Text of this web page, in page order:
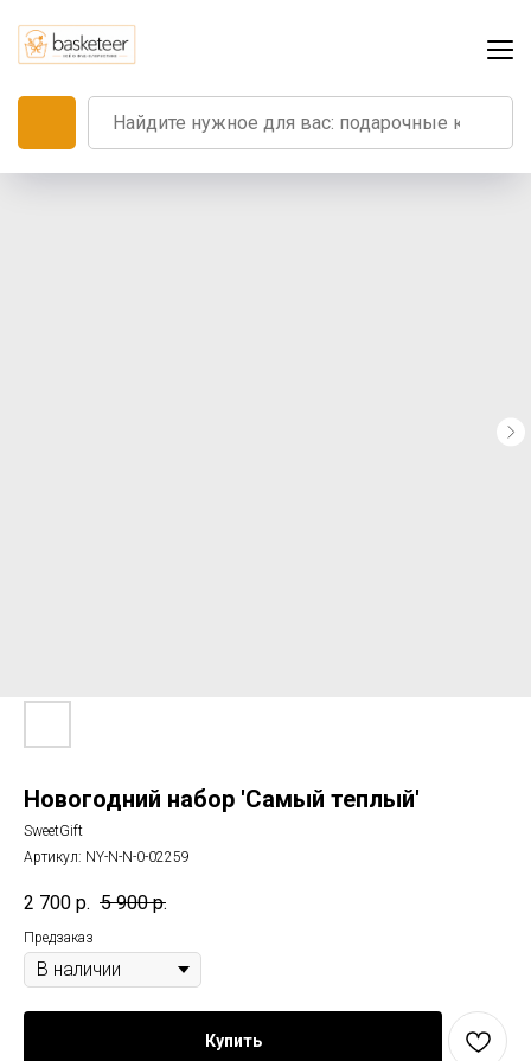
Новогодний набор 'Самый теплый'
SweetGift
Артикул: NY-N-N-0-02259
2 700 р. 5 900 р.
Предзаказ
Купить